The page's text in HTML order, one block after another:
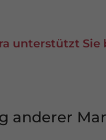
unterstützt
anderer